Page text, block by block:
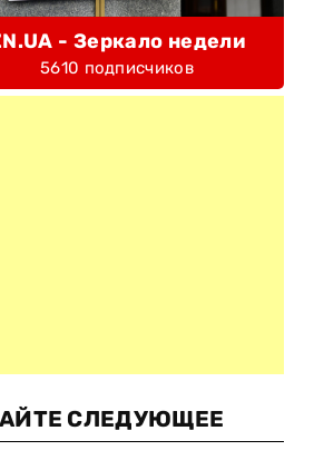
- Зеркало недели
5610 подписчиков
СЛЕДУЮЩЕЕ